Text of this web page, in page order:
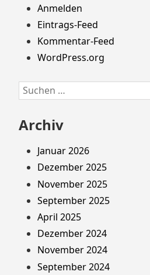
Anmelden
Eintrags-Feed
Kommentar-Feed
WordPress.org
Suchen
nach:
Archiv
Januar 2026
Dezember 2025
November 2025
September 2025
April 2025
Dezember 2024
November 2024
September 2024